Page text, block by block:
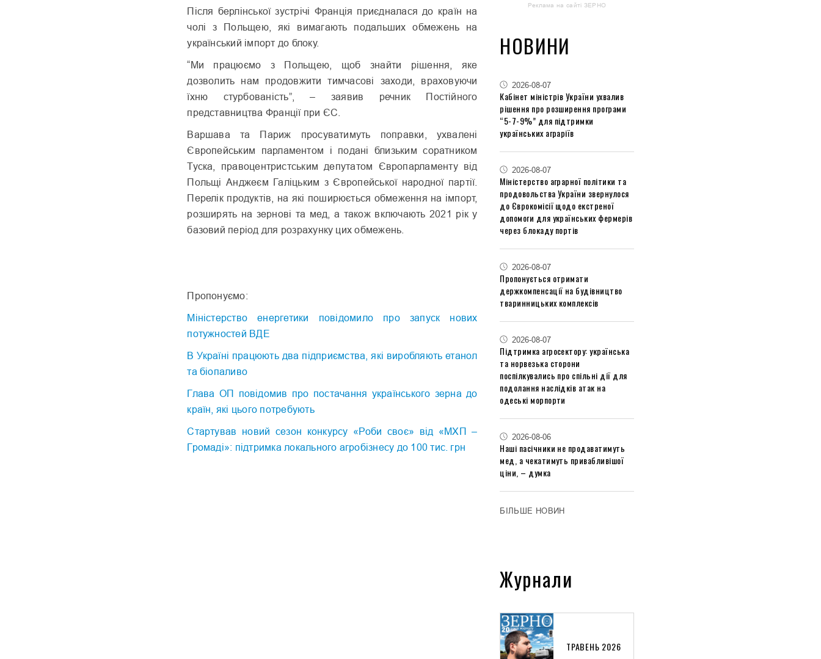
Після берлінської зустрічі Франція приєдналася до країн на
чолі з Польщею, які вимагають подальших обмежень на
український імпорт до блоку.
“Ми працюємо з Польщею, щоб знайти рішення, яке
дозволить нам продовжити тимчасові заходи, враховуючи
їхню стурбованість”, – заявив речник Постійного
представництва Франції при ЄС.
Варшава та Париж просуватимуть поправки, ухвалені
Європейським парламентом і подані близьким соратником
Туска, правоцентристським депутатом Європарламенту від
Польщі Анджеєм Галіцьким з Європейської народної партії.
Перелік продуктів, на які поширюється обмеження на імпорт,
розширять на зернові та мед, а також включають 2021 рік у
базовий період для розрахунку цих обмежень.
Пропонуємо:
Міністерство енергетики повідомило про запуск нових
потужностей ВДЕ
В Україні працюють два підприємства, які виробляють етанол
та біопаливо
Глава ОП повідомив про постачання українського зерна до
країн, які цього потребують
Стартував новий сезон конкурсу «Роби своє» від «МХП –
Громаді»: підтримка локального агробізнесу до 100 тис. грн
Реклама на сайті ЗЕРНО
НОВИНИ
2026-08-07
Кабінет міністрів України ухвалив
рішення про розширення програми
“5-7-9%” для підтримки
українських аграріїв
2026-08-07
Міністерство аграрної політики та
продовольства України звернулося
до Єврокомісії щодо екстреної
допомоги для українських фермерів
через блокаду портів
2026-08-07
Пропонується отримати
держкомпенсації на будівництво
тваринницьких комплексів
2026-08-07
Підтримка агросектору: українська
та норвезька сторони
поспілкувались про спільні дії для
подолання наслідків атак на
одеські морпорти
2026-08-06
Наші пасічники не продаватимуть
мед, а чекатимуть привабливішої
ціни, – думка
БІЛЬШЕ НОВИН
Журнали
ТРАВЕНЬ 2026